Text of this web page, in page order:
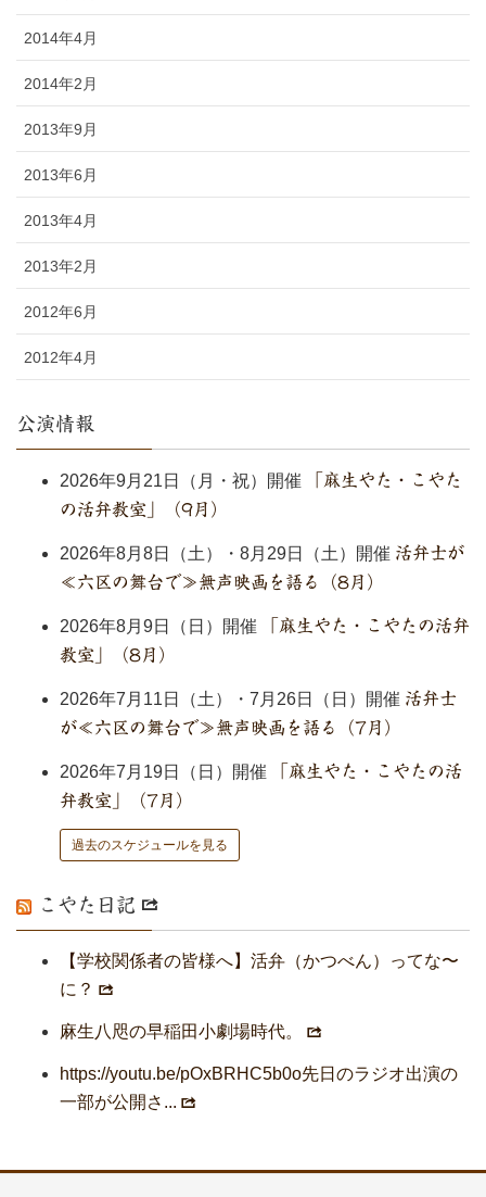
2014年4月
2014年2月
2013年9月
2013年6月
2013年4月
2013年2月
2012年6月
2012年4月
公演情報
2026年9月21日（月・祝）開催
「麻生やた・こやた
の活弁教室」（9月）
2026年8月8日（土）・8月29日（土）開催 活弁士が
≪六区の舞台で≫無声映画を語る（8月）
2026年8月9日（日）開催
「麻生やた・こやたの活弁
教室」（8月）
2026年7月11日（土）・7月26日（日）開催 活弁士
が≪六区の舞台で≫無声映画を語る（7月）
2026年7月19日（日）開催
「麻生やた・こやたの活
弁教室」（7月）
過去のスケジュールを見る
こやた日記
【学校関係者の皆様へ】活弁（かつべん）ってな〜
に？
麻生八咫の早稲田小劇場時代。
https://youtu.be/pOxBRHC5b0o先日のラジオ出演の
一部が公開さ...